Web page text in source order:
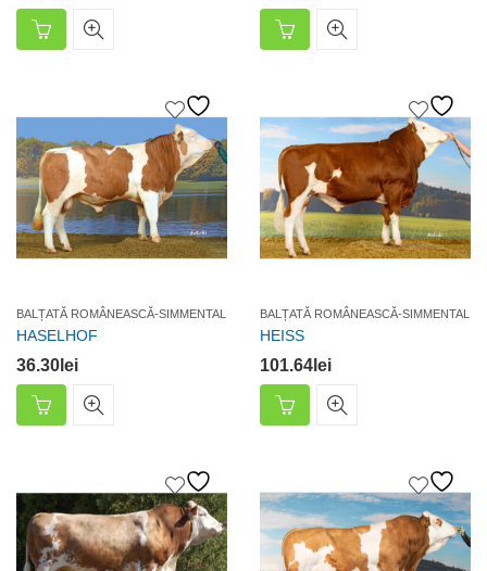
BALȚATĂ ROMÂNEASCĂ-SIMMENTAL
HASELHOF
36.30 lei
BALȚATĂ ROMÂNEASCĂ-SIMMENTAL
HEISS
101.64 lei